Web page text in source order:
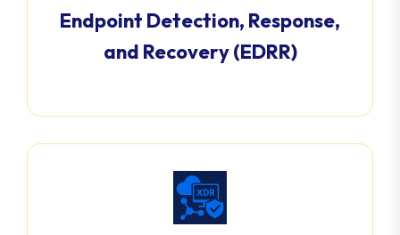
Endpoint Detection, Response,
and Recovery (EDRR)